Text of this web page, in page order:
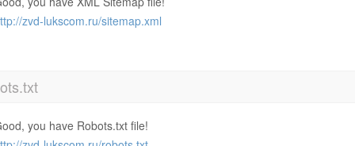
zvd-lukscom.ru/sitemap.xml
you have Robots.txt file!